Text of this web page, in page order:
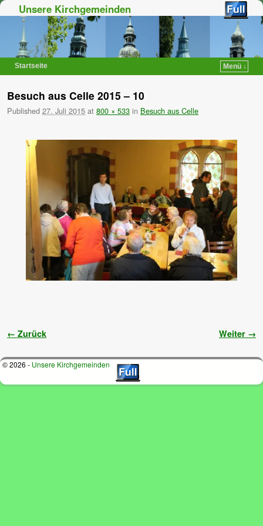
Unsere Kirchgemeinden
Startseite
Menü ↓
Besuch aus Celle 2015 – 10
Published 27. Juli 2015 at 800 × 533 in Besuch aus Celle
Bilder-Navigation
← Zurück Weiter →
© 2026 - Unsere Kirchgemeinden